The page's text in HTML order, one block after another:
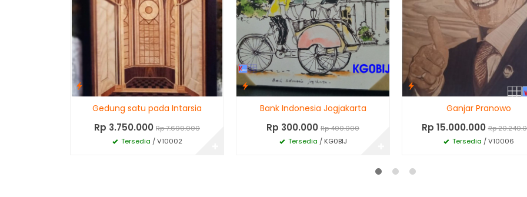
Gedung satu pada Intarsia
Rp 3.750.000 Rp 7.699.000
Tersedia / V10002
Bank Indonesia Jogjakarta
Rp 300.000 Rp 400.000
Tersedia / KG0BIJ
Ganjar Pranowo
Rp 15.000.000 Rp
Tersedia / V10006